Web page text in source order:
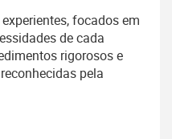
focados em
de cada
rigorosos e
pela